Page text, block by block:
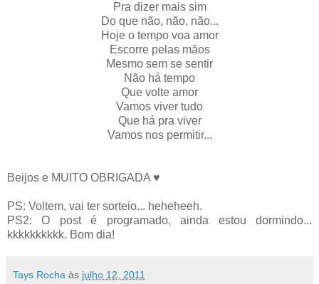
Pra dizer mais sim
Do que não, não, não...
Hoje o tempo voa amor
Escorre pelas mãos
Mesmo sem se sentir
Não há tempo
Que volte amor
Vamos viver tudo
Que há pra viver
Vamos nos permitir...
Beijos e MUITO OBRIGADA ♥
PS: Voltem, vai ter sorteio... heheheeh.
PS2: O post é programado, ainda estou dormindo...
kkkkkkkkkk. Bom dia!
Tays Rocha às julho 12, 2011